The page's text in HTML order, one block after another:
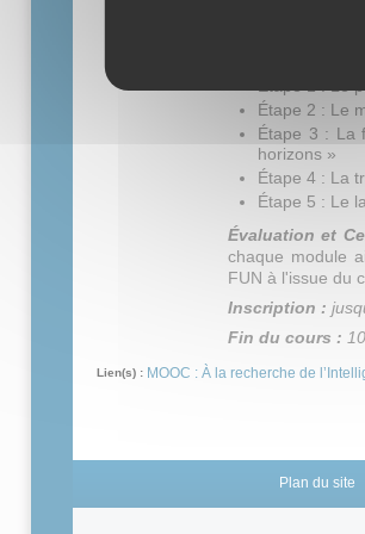
logiciel
Étape 2 : Le
Étape 3 : La
horizons »
Étape 4 : La
Étape 5 : Le
Évaluationet
chaque module
FUN à l'issue du
Inscription :
Fin du cours :
Lien(s) : MOOC : À la recherche de
Plan du site